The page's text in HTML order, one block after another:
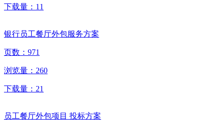
下载量： 11
银行员工餐厅外包服务方案
页数： 971
浏览量： 260
下载量： 21
员工餐厅外包项目 投标方案